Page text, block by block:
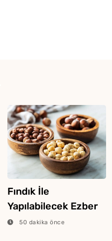
Fındık İle
Yapılabilecek Ezber
Bozan Sıra Dışı
50 dakika önce